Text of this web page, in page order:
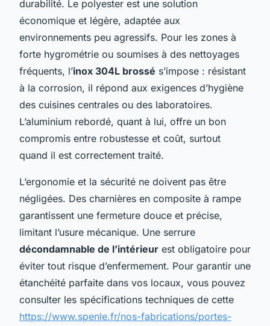
durabilité. Le polyester est une solution
économique et légère, adaptée aux
environnements peu agressifs. Pour les zones à
forte hygrométrie ou soumises à des nettoyages
fréquents, l’inox 304L brossé s’impose : résistant
à la corrosion, il répond aux exigences d’hygiène
des cuisines centrales ou des laboratoires.
L’aluminium rebordé, quant à lui, offre un bon
compromis entre robustesse et coût, surtout
quand il est correctement traité.
L’ergonomie et la sécurité ne doivent pas être
négligées. Des charnières en composite à rampe
garantissent une fermeture douce et précise,
limitant l’usure mécanique. Une serrure
décondamnable de l’intérieur est obligatoire pour
éviter tout risque d’enfermement. Pour garantir une
étanchéité parfaite dans vos locaux, vous pouvez
consulter les spécifications techniques de cette
https://www.spenle.fr/nos-fabrications/portes-